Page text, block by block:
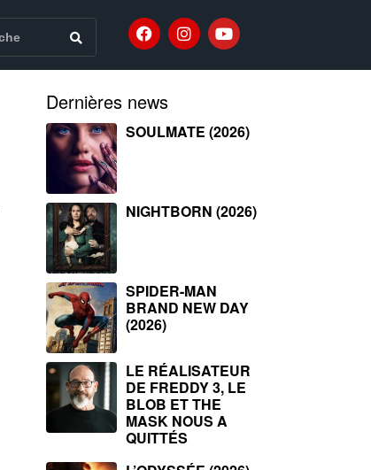
Dernières news
SOULMATE (2026)
NIGHTBORN (2026)
SPIDER-MAN
BRAND NEW DAY
(2026)
LE RÉALISATEUR
DE FREDDY 3, LE
BLOB ET THE
MASK NOUS A
QUITTÉS